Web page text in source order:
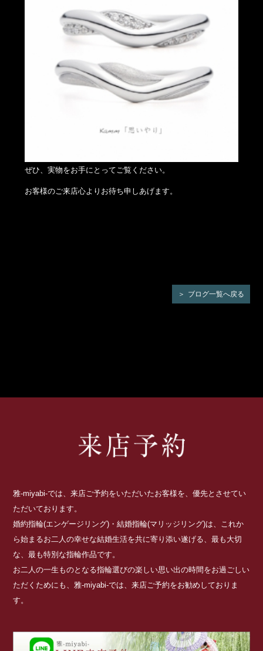
ぜひ、実物をお手にとってご覧ください。
お客様のご来店心よりお待ち申しあげます。
ブログ一覧へ戻る
雅-miyabi-では、来店ご予約をいただいたお客様を、優先とさせてい
ただいております。
婚約指輪(エンゲージリング)・結婚指輪(マリッジリング)は、これか
ら始まるお二人の幸せな結婚生活を共に寄り添い遂げる、最も大切
な、最も特別な指輪作品です。
お二人の一生ものとなる指輪選びの楽しい思い出の時間をお過ごしい
ただくためにも、雅-miyabi-では、来店ご予約をお勧めしておりま
す。